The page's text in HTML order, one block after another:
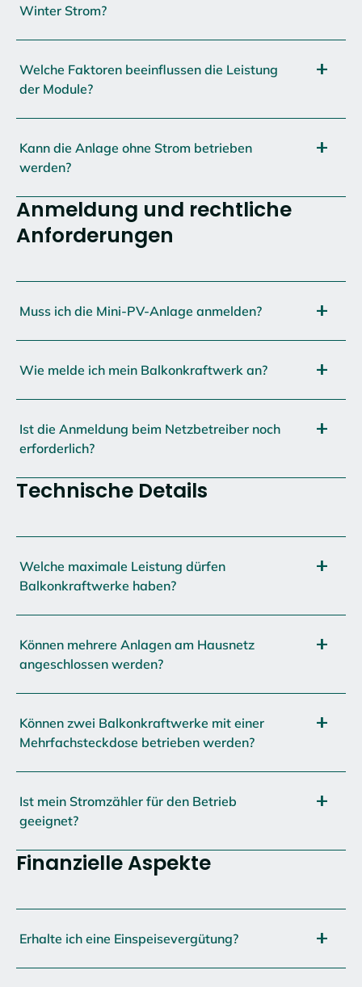
Winter Strom?
Welche Faktoren beeinflussen die Leistung
der Module?
Kann die Anlage ohne Strom betrieben
werden?
Anmeldung und rechtliche
Anforderungen
Muss ich die Mini-PV-Anlage anmelden?
Wie melde ich mein Balkonkraftwerk an?
Ist die Anmeldung beim Netzbetreiber noch
erforderlich?
Technische Details
Welche maximale Leistung dürfen
Balkonkraftwerke haben?
Können mehrere Anlagen am Hausnetz
angeschlossen werden?
Können zwei Balkonkraftwerke mit einer
Mehrfachsteckdose betrieben werden?
Ist mein Stromzähler für den Betrieb
geeignet?
Finanzielle Aspekte
Erhalte ich eine Einspeisevergütung?